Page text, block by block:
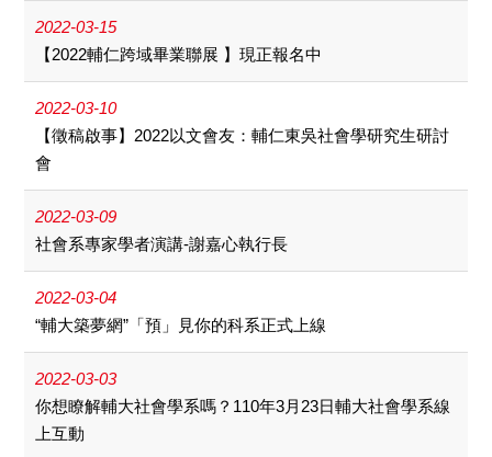
2022-03-15
【2022輔仁跨域畢業聯展 】現正報名中
2022-03-10
【徵稿啟事】2022以文會友：輔仁東吳社會學研究生研討
會
2022-03-09
社會系專家學者演講-謝嘉心執行長
2022-03-04
“輔大築夢網”「預」見你的科系正式上線
2022-03-03
你想瞭解輔大社會學系嗎？110年3月23日輔大社會學系線
上互動